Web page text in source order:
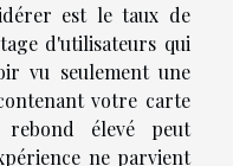
est le taux de
d'utilisateurs qui
vu seulement une
votre carte
élevé peut
ne parvient